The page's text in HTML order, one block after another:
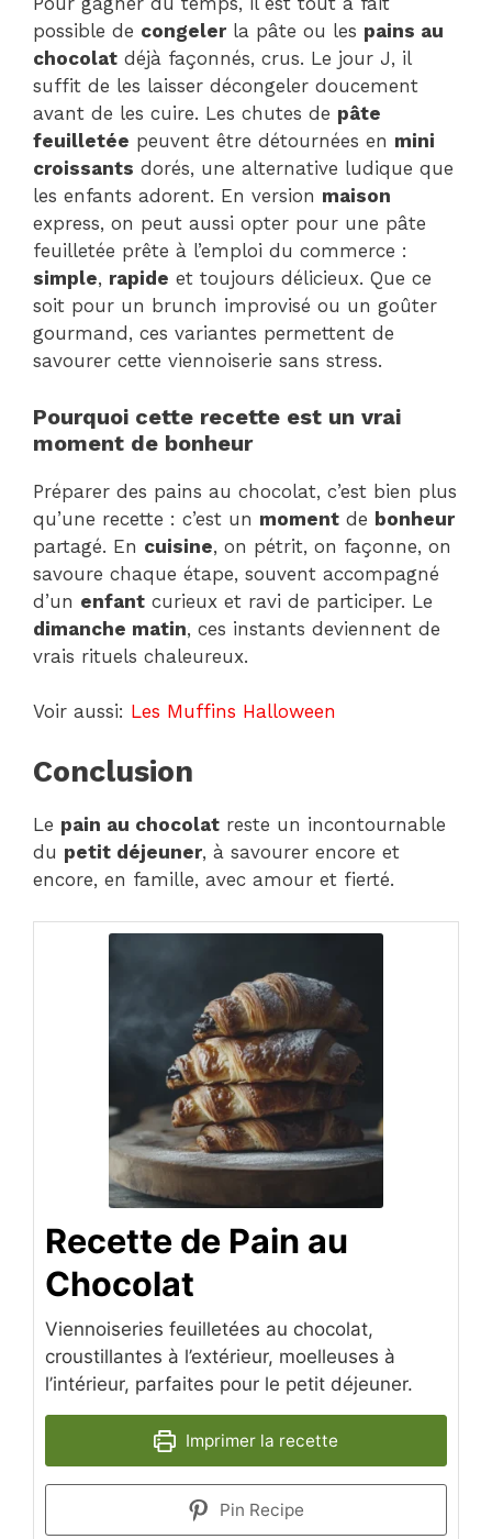
possible de congelerla pâte ou les pains au
chocolat déjà façonnés, crus. Le jour J, il
suffit de les laisser décongeler doucement
avant de les cuire. Les chutes de pâte
feuilletée peuvent être détournées en mini
croissants dorés, une alternative ludique que
les enfants adorent. En version maison
express, on peut aussi opter pour une pâte
feuilletée prête à l’emploi du commerce :
simple, rapide et toujours délicieux. Que ce
soit pour un brunch improvisé ou un goûter
gourmand, ces variantes permettent de
savourer cette viennoiserie sans stress.
Pourquoi cette recette est un vrai
moment de bonheur
Préparer des pains au chocolat, c’est bien plus
qu’une recette : c’est un moment de bonheur
partagé. En cuisine, on pétrit, on façonne, on
savoure chaque étape, souvent accompagné
d’un enfant curieux et ravi de participer. Le
dimanche matin, ces instants deviennent de
vrais rituels chaleureux.
Voir aussi: Les Muffins Halloween
Conclusion
Le pain au chocolat reste un incontournable
du petit déjeuner, à savourer encore et
encore, en famille, avec amour et fierté.
Recette de Pain au
Chocolat
Viennoiseries feuilletées au chocolat,
croustillantes à l’extérieur, moelleuses à
l’intérieur, parfaites pour le petit déjeuner.
Imprimer la recette
Pin Recipe